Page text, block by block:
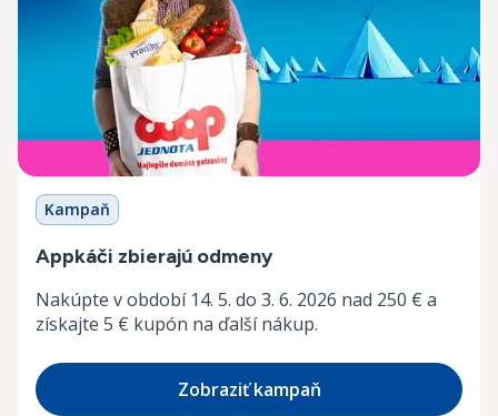
Kampaň
Appkáči zbierajú odmeny
Nakúpte v období 14. 5. do 3. 6. 2026 nad 250 € a
získajte 5 € kupón na ďalší nákup.
Zobraziť kampaň